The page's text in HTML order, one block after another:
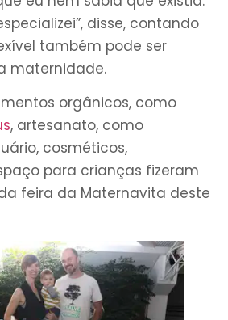
disse, contando
também pode ser
maternidade.
orgânicos, como
, artesanato, como
cosméticos,
para crianças fizeram
feira da Maternavita deste